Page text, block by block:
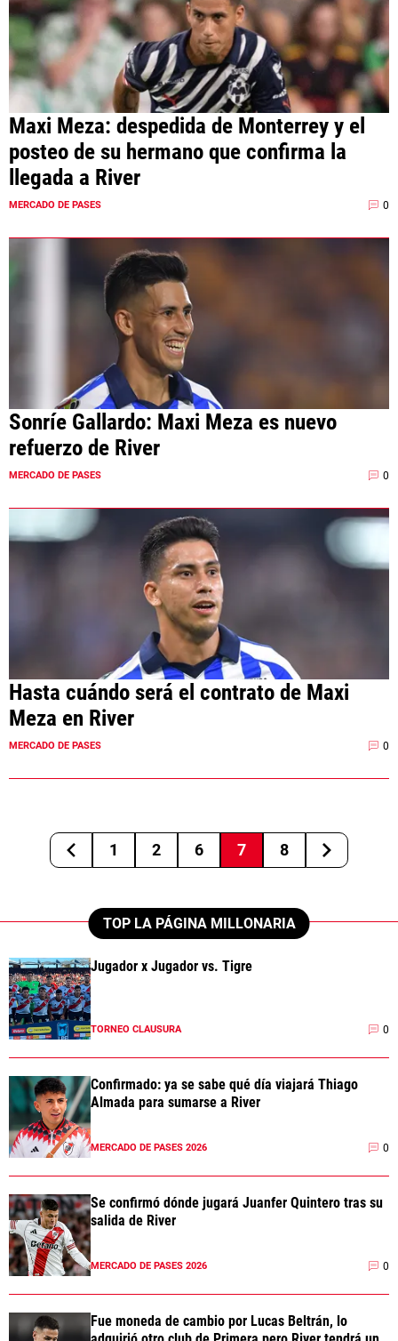
Maxi Meza: despedida de Monterrey y el
posteo de su hermano que confirma la
llegada a River
MERCADO DE PASES 0
Sonríe Gallardo: Maxi Meza es nuevo
refuerzo de River
MERCADO DE PASES 0
Hasta cuándo será el contrato de Maxi
Meza en River
MERCADO DE PASES 0
1 2 6 7 8
TOP LA PÁGINA MILLONARIA
Jugador x Jugador vs. Tigre
TORNEO CLAUSURA 0
Confirmado: ya se sabe qué día viajará Thiago
Almada para sumarse a River
MERCADO DE PASES 2026 0
Se confirmó dónde jugará Juanfer Quintero tras su
salida de River
MERCADO DE PASES 2026 0
Fue moneda de cambio por Lucas Beltrán, lo